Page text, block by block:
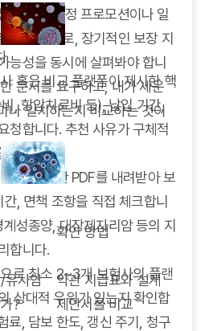
상품이 특정 프로모션이나 일
수 있으므로, 장기적인 보장 지
능성을 동시에 살펴봐야 합니
문서를 요구하고, 내가 세운
나 일치하는지 비교하는 것이
혹은 비교 플랫폼이 제시한 핵
, 항암치료비 등), 납입 기간,
청합니다. 추천 사유가 구체적
니다.
품의 약관 PDF를 내려받아 보
, 면책 조항을 직접 체크합니
성종양, 대장제자리암 등의 지
합니다.
로 최소 2~3개 보험사의 플랜
상대적 우위가 있는지 확인합
료, 담보 한도, 갱신 주기, 청구
확인 방법
유사암
?
약관 지급표와 설계
제안서를 비교